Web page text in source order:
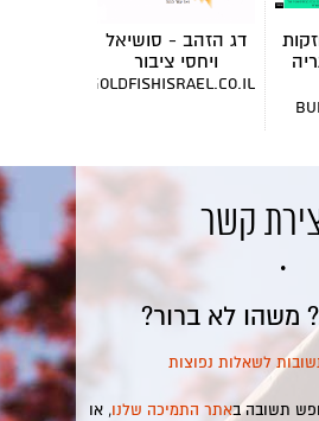
דג הזהב - סושיאל
ויחסי ציבור
goldfishisrael.co.il
קשר
משהו לא ברור?
לשאלות נפוצות
תשובה באתר התמיכה שלנו, או